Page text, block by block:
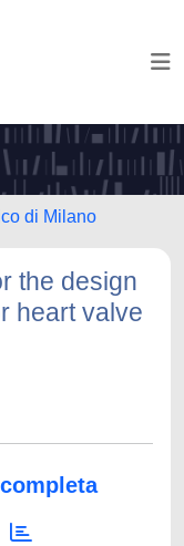
di Milano
the design
heart valve